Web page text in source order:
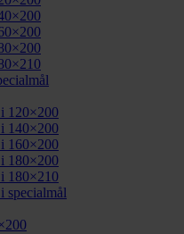
120×200
140×200
160×200
180×200
180×210
specialmål